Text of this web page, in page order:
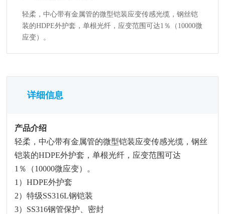
轻柔，中心带有金属管的微型铠装应变传感光缆，钢丝铠
装的HDPE外护套，单根光纤，应变范围可达1％（10000微
应变）。
详细信息
产品介绍
轻柔，中心带有金属管的微型铠装应变传感光缆，钢丝
铠装的HDPE外护套，单根光纤，应变范围可达
1％（10000微应变）。
1）HDPE外护套
2）特级SS316L钢铠装
3）SS316钢管保护、密封